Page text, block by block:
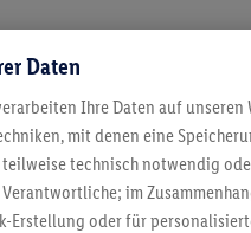
5.95 €
Jetzt zum
Daten
Ihre Daten auf unseren
mit denen eine
technisch notwendig
im
oder für